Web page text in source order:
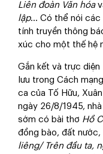
Liên đoàn Văn hóa
lập… Có thể nói các
tính truyền thông
xúc cho một thế hệ
Gắn kết và trực diện
lưu trong Cách
ca của Tố Hữu,
ngày 26/8/1945,
sớm có bài thơ Hồ
đồng bào, đất nước,
liêng/ Trên đầu ta,